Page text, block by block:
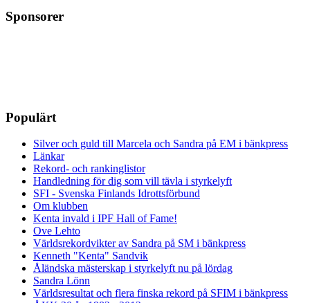
Sponsorer
Populärt
Silver och guld till Marcela och Sandra på EM i bänkpress
Länkar
Rekord- och rankinglistor
Handledning för dig som vill tävla i styrkelyft
SFI - Svenska Finlands Idrottsförbund
Om klubben
Kenta invald i IPF Hall of Fame!
Ove Lehto
Världsrekordvikter av Sandra på SM i bänkpress
Kenneth "Kenta" Sandvik
Åländska mästerskap i styrkelyft nu på lördag
Sandra Lönn
Världsresultat och flera finska rekord på SFIM i bänkpress